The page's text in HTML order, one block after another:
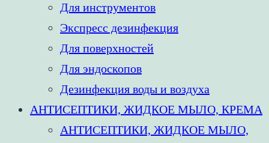
Для инструментов
Экспресс дезинфекция
Для поверхностей
Для эндоскопов
Дезинфекция воды и воздуха
АНТИСЕПТИКИ, ЖИДКОЕ МЫЛО, КРЕМА
АНТИСЕПТИКИ, ЖИДКОЕ МЫЛО,